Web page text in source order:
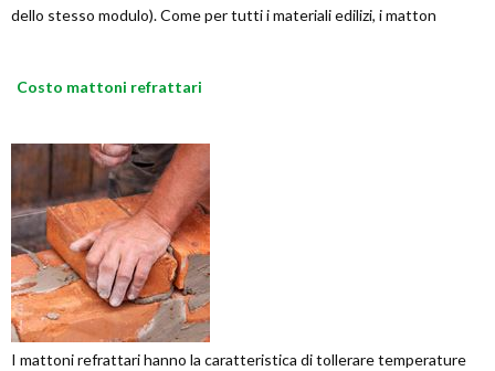
dello stesso modulo). Come per tutti i materiali edilizi, i matton
Costo mattoni refrattari
I mattoni refrattari hanno la caratteristica di tollerare temperature